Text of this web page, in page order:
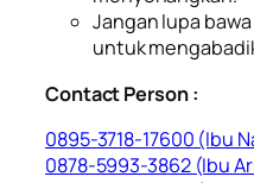
Jangan lupa
untuk
Contact Person :
0895-3718-17600 (Ibu
0878-5993-3862 (Ibu